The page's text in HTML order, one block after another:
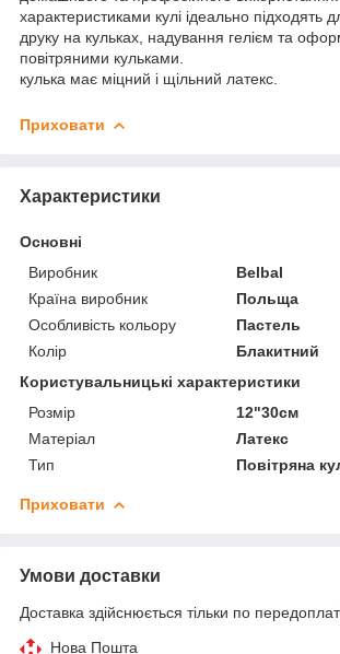
характеристиками кулі ідеально підходять
друку на кульках, надування гелієм та
повітряними кульками.
кулька має міцний і щільний латекс.
Приховати
Характеристики
Основні
Виробник
Belbal
Країна виробник
Польща
Особливість кольору
Пастель
Колір
Блакитний
Користувальницькі характеристики
Розмір
12"30см
Матеріал
Латекс
Тип
Повітряна
Приховати
Умови доставки
Доставка здійснюється тільки по
Нова Пошта